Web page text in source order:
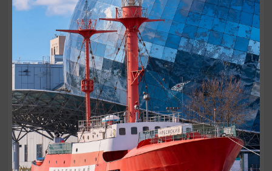
Кёнигсберг под грифом «Секретно»
14:00 3 ЧАСА
ОТ2400₽